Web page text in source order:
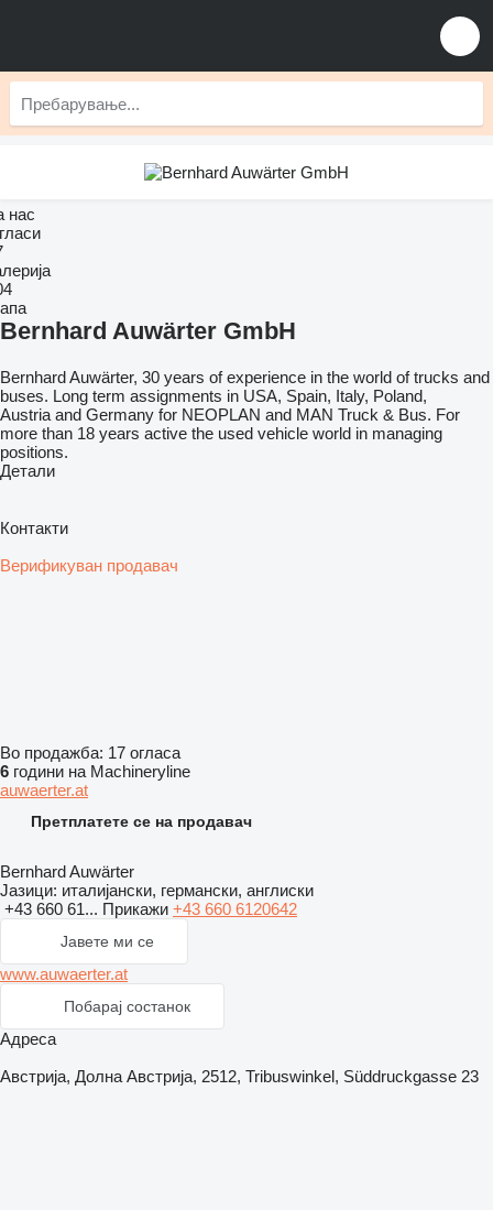
нас
Bernhard Auwärter GmbH
Bernhard Auwärter, 30 years of experience in the world of trucks and
buses. Long term assignments in USA, Spain, Italy, Poland,
Austria and Germany for NEOPLAN and MAN Truck & Bus. For
more than 18 years active the used vehicle world in managing
positions.
Детали
Контакти
Верификуван продавач
Во продажба: 17 огласа
6 години на Machineryline
auwaerter.at
Претплатете се на продавач
Bernhard Auwärter
Јазици: италијански, германски, англиски
+43 660 61... Прикажи +43 660 6120642
Јавете ми се
www.auwaerter.at
Побарај состанок
Адреса
Австрија, Долна Австрија, 2512, Tribuswinkel, Süddruckgasse 23